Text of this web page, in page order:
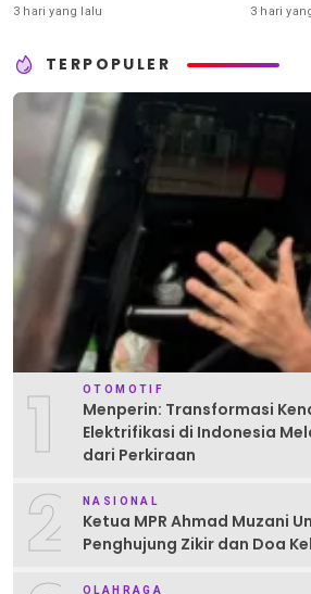
3 hari yang lalu 3 hari
TERPOPULER
1 OTOMOTIF
Menperin: Transformasi
Elektrifikasi di Indonesia
dari Perkiraan
2 NASIONAL
Ketua MPR Ahmad Muzani
Penghujung Zikir dan Doa
OLAHRAGA